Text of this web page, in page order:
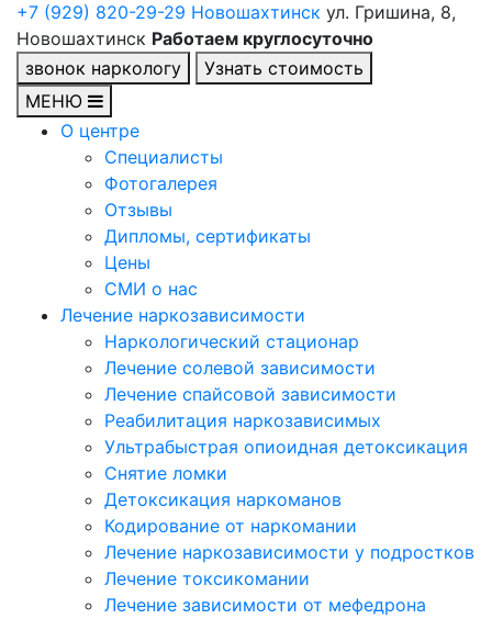
+7 (929) 820-29-29 Новошахтинск ул. Гришина, 8,
Новошахтинск Работаем круглосуточно
звонок наркологу
Узнать стоимость
МЕНЮ
О центре
Специалисты
Фотогалерея
Отзывы
Дипломы, сертификаты
Цены
СМИ о нас
Лечение наркозависимости
Наркологический стационар
Лечение солевой зависимости
Лечение спайсовой зависимости
Реабилитация наркозависимых
Ультрабыстрая опиоидная детоксикация
Снятие ломки
Детоксикация наркоманов
Кодирование от наркомании
Лечение наркозависимости у подростков
Лечение токсикомании
Лечение зависимости от мефедрона